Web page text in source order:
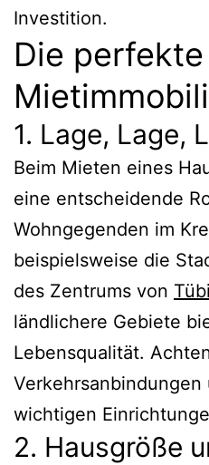
Investition.
Die perfekte
1. Lage, Lage,
Beim Mieten eines
eine entscheidende
Wohngegenden im
beispielsweise die
des Zentrums von
ländlichere Gebiete
Lebensqualität.
Verkehrsanbindungen
wichtigen
2. Hausgröße